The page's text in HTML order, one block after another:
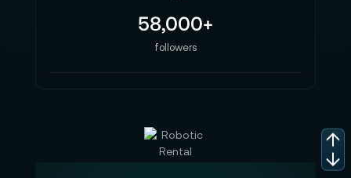
58,000+
followers